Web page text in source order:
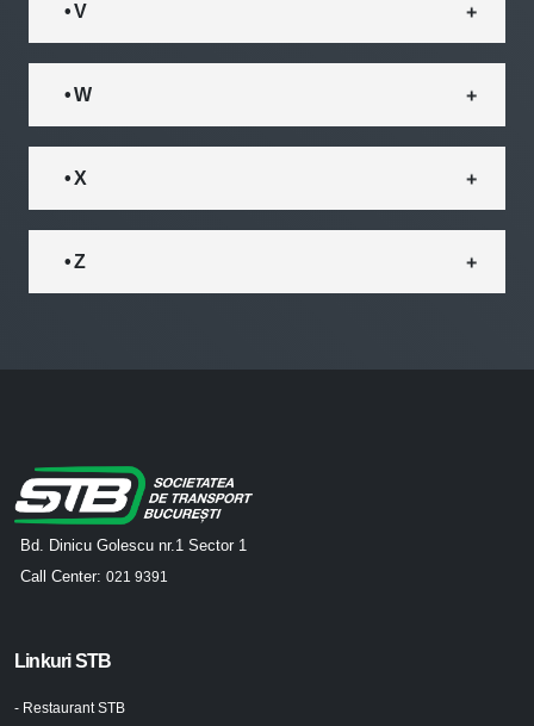
• V
• W
• X
• Z
Bd. Dinicu Golescu nr.1 Sector 1
Call Center: 021 9391
Linkuri STB
- Restaurant STB